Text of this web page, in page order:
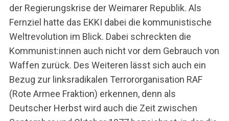
der Regierungskrise der Weimarer Republik. Als
Fernziel hatte das EKKI dabei die kommunistische
Weltrevolution im Blick. Dabei schreckten die
Kommunist:innen auch nicht vor dem Gebrauch von
Waffen zurück. Des Weiteren lässt sich auch ein
Bezug zur linksradikalen Terrororganisation RAF
(Rote Armee Fraktion) erkennen, denn als
Deutscher Herbst wird auch die Zeit zwischen